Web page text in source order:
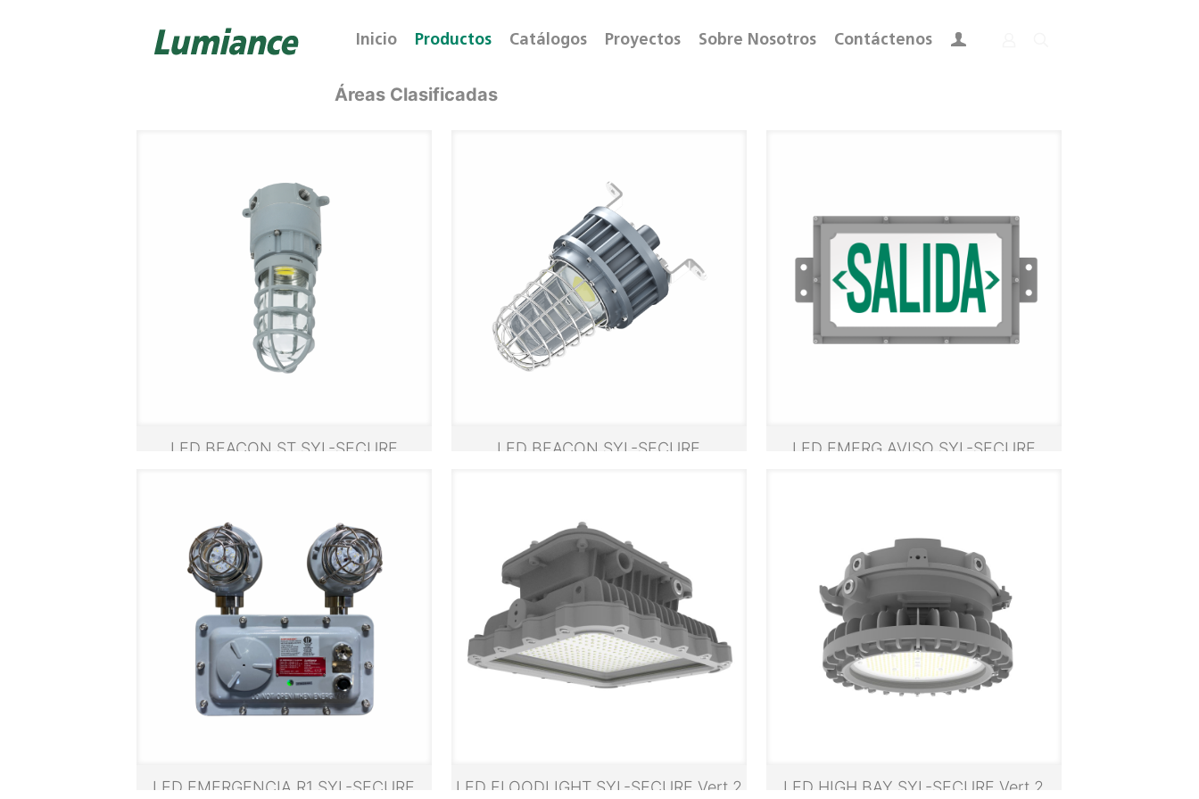
Inicio Productos Catálogos Proyectos Sobre Nosotros Contáctenos
Áreas Clasificadas
LED BEACON ST SYL-SECURE LED BEACON SYL-SECURE LED EMERG AVISO SYL-SECURE
LED EMERGENCIA R1 SYL-SECURE LED FLOODLIGHT SYL-SECURE Vert.2 LED HIGH BAY SYL-SECURE Vert.2